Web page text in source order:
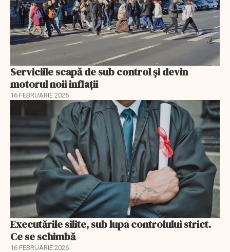
Serviciile scapă de sub control și devin
motorul noii inflații
16 FEBRUARIE 2026
Executările silite, sub lupa controlului strict.
Ce se schimbă
16 FEBRUARIE 2026